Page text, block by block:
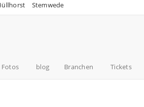
Stemwede
Fotos blog Branchen Tickets